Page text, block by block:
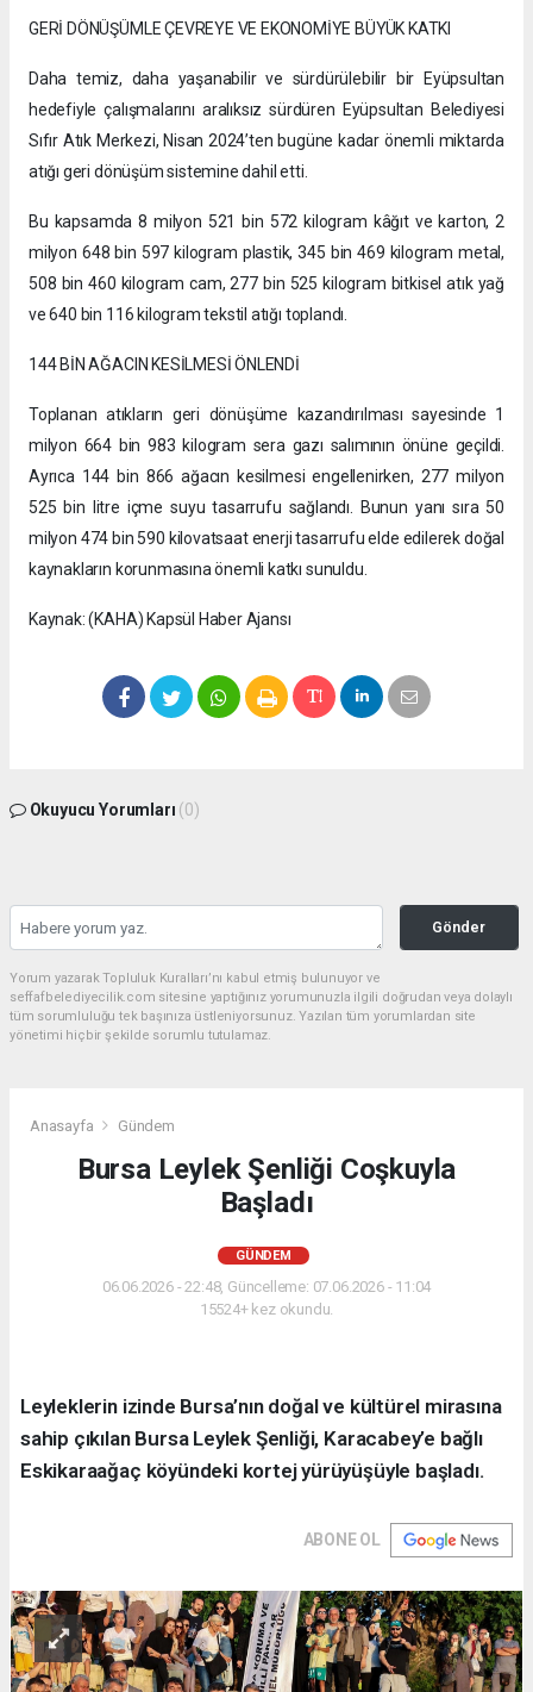
GERİ DÖNÜŞÜMLE ÇEVREYE VE EKONOMİYE BÜYÜK KATKI
Daha temiz, daha yaşanabilir ve sürdürülebilir bir Eyüpsultan
hedefiyle çalışmalarını aralıksız sürdüren Eyüpsultan Belediyesi
Sıfır Atık Merkezi, Nisan 2024’ten bugüne kadar önemli miktarda
atığı geri dönüşüm sistemine dahil etti.
Bu kapsamda 8 milyon 521 bin 572 kilogram kâğıt ve karton, 2
milyon 648 bin 597 kilogram plastik, 345 bin 469 kilogram metal,
508 bin 460 kilogram cam, 277 bin 525 kilogram bitkisel atık yağ
ve 640 bin 116 kilogram tekstil atığı toplandı.
144 BİN AĞACIN KESİLMESİ ÖNLENDİ
Toplanan atıkların geri dönüşüme kazandırılması sayesinde 1
milyon 664 bin 983 kilogram sera gazı salımının önüne geçildi.
Ayrıca 144 bin 866 ağacın kesilmesi engellenirken, 277 milyon
525 bin litre içme suyu tasarrufu sağlandı. Bunun yanı sıra 50
milyon 474 bin 590 kilovatsaat enerji tasarrufu elde edilerek doğal
kaynakların korunmasına önemli katkı sunuldu.
Kaynak: (KAHA) Kapsül Haber Ajansı
Okuyucu Yorumları (0)
Gönder
Yorum yazarak Topluluk Kuralları’nı kabul etmiş bulunuyor ve
seffafbelediyecilik.com sitesine yaptığınız yorumunuzla ilgili doğrudan veya dolaylı
tüm sorumluluğu tek başınıza üstleniyorsunuz. Yazılan tüm yorumlardan site
yönetimi hiçbir şekilde sorumlu tutulamaz.
Anasayfa Gündem
Bursa Leylek Şenliği Coşkuyla
Başladı
GÜNDEM
06.06.2026 - 22:48, Güncelleme: 07.06.2026 - 11:04
15524+ kez okundu.
Leyleklerin izinde Bursa’nın doğal ve kültürel mirasına
sahip çıkılan Bursa Leylek Şenliği, Karacabey’e bağlı
Eskikaraağaç köyündeki kortej yürüyüşüyle başladı.
ABONE OL